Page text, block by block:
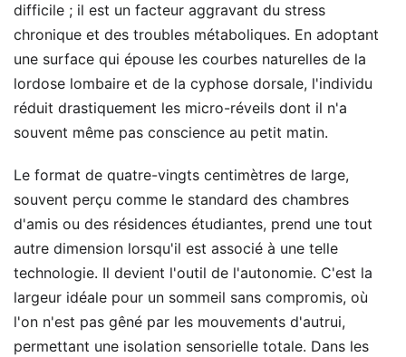
difficile ; il est un facteur aggravant du stress
chronique et des troubles métaboliques. En adoptant
une surface qui épouse les courbes naturelles de la
lordose lombaire et de la cyphose dorsale, l'individu
réduit drastiquement les micro-réveils dont il n'a
souvent même pas conscience au petit matin.
Le format de quatre-vingts centimètres de large,
souvent perçu comme le standard des chambres
d'amis ou des résidences étudiantes, prend une tout
autre dimension lorsqu'il est associé à une telle
technologie. Il devient l'outil de l'autonomie. C'est la
largeur idéale pour un sommeil sans compromis, où
l'on n'est pas gêné par les mouvements d'autrui,
permettant une isolation sensorielle totale. Dans les